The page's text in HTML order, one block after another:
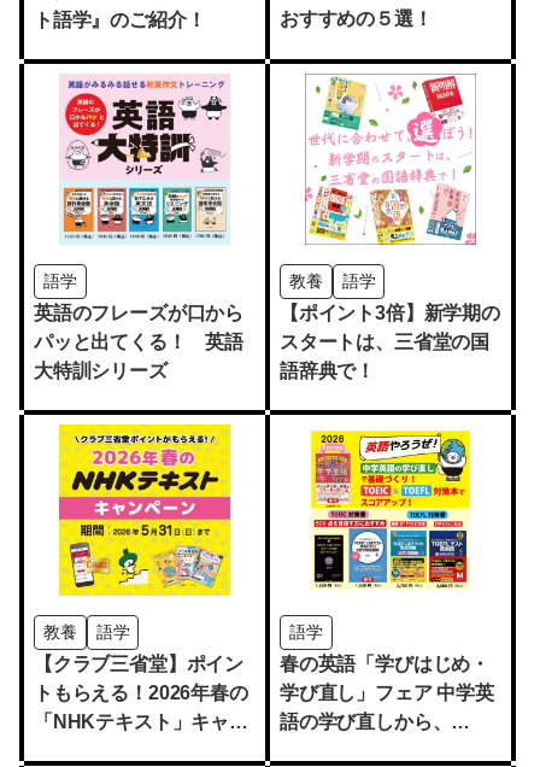
ト語学』のご紹介！
おすすめの５選！
語学
英語のフレーズが口から
パッと出てくる！ 英語
大特訓シリーズ
教養 語学
【ポイント3倍】新学期の
スタートは、三省堂の国
語辞典で！
教養 語学
【クラブ三省堂】ポイン
トもらえる！2026年春の
「NHKテキスト」キャン
語学
春の英語「学びはじめ・
学び直し」フェア 中学英
語の学び直しから、